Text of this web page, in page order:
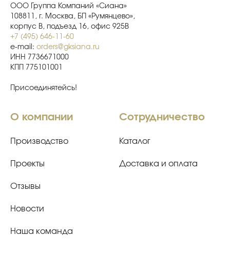
ООО Группа Компаний «Сиана»
108811, г. Москва, БП «Румянцево»,
корпус В, подъезд 16, офис 925В
+7 (495) 646-11-60
e-mail: orders@gksiana.ru
ИНН 7736671000
КПП 775101001
Присоединятейсь!
О компании
Производство
Проекты
Отзывы
Новости
Наша команда
Сотрудничество
Каталог
Доставка и оплата